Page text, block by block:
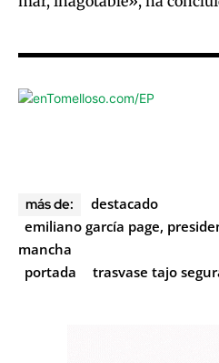
más de:
destacado
emiliano garcía page,
mancha
portada
trasvase tajo